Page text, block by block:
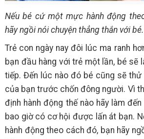
Nếu bé cứ một mực hành động
hãy ngồi nói chuyện thẳng thắn với bé.
Trẻ con ngày nay đôi lúc ma ranh
bạn đầu hàng với trẻ một lần, bé sẽ
tiếp. Đến lúc nào đó bé cũng sẽ
của bạn trước chốn đông người. Vì
định hành động thế nào hãy làm
bao giờ có cơ hội được lấn át bạn.
hành động theo cách đó, bạn hãy